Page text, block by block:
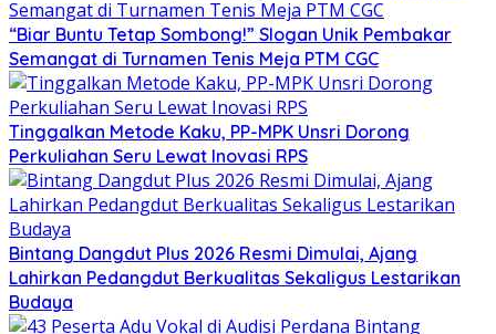
“Biar Buntu Tetap Sombong!” Slogan Unik Pembakar
Semangat di Turnamen Tenis Meja PTM CGC
Tinggalkan Metode Kaku, PP-MPK Unsri Dorong
Perkuliahan Seru Lewat Inovasi RPS
Bintang Dangdut Plus 2026 Resmi Dimulai, Ajang
Lahirkan Pedangdut Berkualitas Sekaligus Lestarikan
Budaya